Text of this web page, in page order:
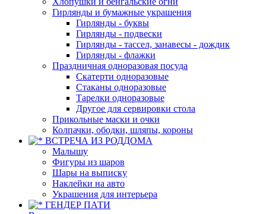
Гирлянды и бумажные украшения
Гирлянды - буквы
Гирлянды - подвески
Гирлянды - тассел, занавесы - дождик
Гирлянды - флажки
Праздничная одноразовая посуда
Скатерти одноразовые
Стаканы одноразовые
Тарелки одноразовые
Другое для сервировки стола
Прикольные маски и очки
Колпачки, ободки, шляпы, короны
ВСТРЕЧА ИЗ РОДДОМА
Малышу
Фигуры из шаров
Шары на выписку
Наклейки на авто
Украшения для интерьера
ГЕНДЕР ПАТИ